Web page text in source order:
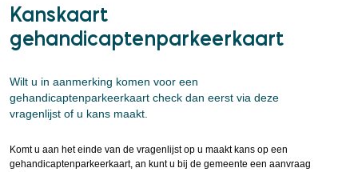
Kanskaart
gehandicaptenparkeerkaart
Wilt u in aanmerking komen voor een
gehandicaptenparkeerkaart check dan eerst via deze
vragenlijst of u kans maakt.
Komt u aan het einde van de vragenlijst op u maakt kans op een
gehandicaptenparkeerkaart, an kunt u bij de gemeente een aanvraag